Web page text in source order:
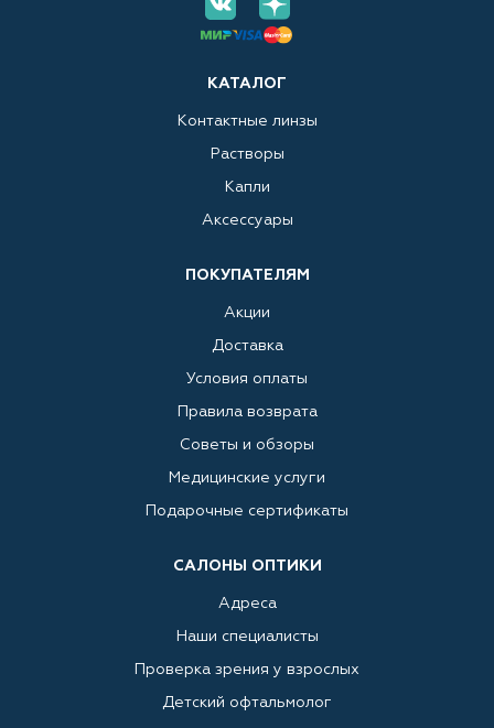
КАТАЛОГ
Контактные линзы
Растворы
Капли
Аксессуары
ПОКУПАТЕЛЯМ
Акции
Доставка
Условия оплаты
Правила возврата
Советы и обзоры
Медицинские услуги
Подарочные сертификаты
САЛОНЫ ОПТИКИ
Адреса
Наши специалисты
Проверка зрения у взрослых
Детский офтальмолог